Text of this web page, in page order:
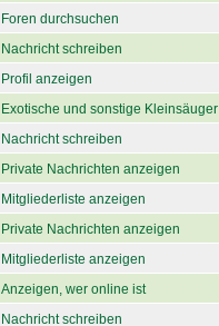
Foren durchsuchen
Nachricht schreiben
Profil anzeigen
Exotische und sonstige Kleinsäuger
Nachricht schreiben
Private Nachrichten anzeigen
Mitgliederliste anzeigen
Private Nachrichten anzeigen
Mitgliederliste anzeigen
Anzeigen, wer online ist
Nachricht schreiben